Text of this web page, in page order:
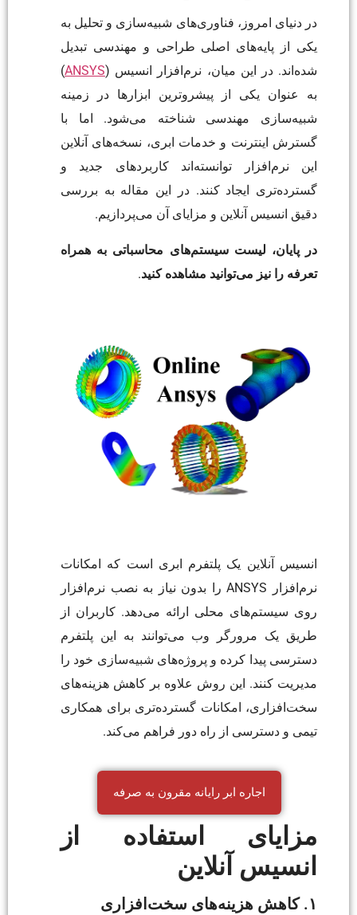
در دنیای امروز، فناوری‌های شبیه‌سازی و تحلیل به
یکی از پایه‌های اصلی طراحی و مهندسی تبدیل
شده‌اند. در این میان، نرم‌افزار انسیس (ANSYS
)
به عنوان یکی از پیشروترین ابزارها در زمینه
شبیه‌سازی مهندسی شناخته می‌شود. اما با
گسترش اینترنت و خدمات ابری، نسخه‌های آنلاین
این نرم‌افزار توانسته‌اند کاربردهای جدید و
گسترده‌تری ایجاد کنند. در این مقاله به بررسی
دقیق انسیس آنلاین و مزایای آن می‌پردازیم.
در پایان، لیست سیستم‌های محاسباتی به همراه
تعرفه را نیز می‌توانید مشاهده کنید.
انسیس آنلاین یک پلتفرم ابری است که امکانات
نرم‌افزار ANSYS را بدون نیاز به نصب نرم‌افزار
روی سیستم‌های محلی ارائه می‌دهد. کاربران از
طریق یک مرورگر وب می‌توانند به این پلتفرم
دسترسی پیدا کرده و پروژه‌های شبیه‌سازی خود را
مدیریت کنند. این روش علاوه بر کاهش هزینه‌های
سخت‌افزاری، امکانات گسترده‌تری برای همکاری
تیمی و دسترسی از راه دور فراهم می‌کند.
اجاره ابر رایانه مقرون به صرفه
مزایای استفاده از
انسیس آنلاین
۱. کاهش هزینه‌های سخت‌افزاری